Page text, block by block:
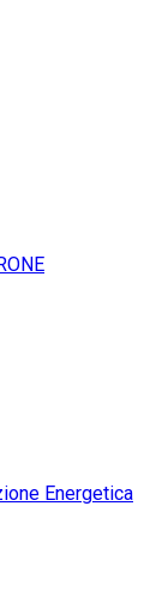
Energetica